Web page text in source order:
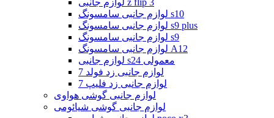
لوازم جانبی سامسونگ s10
لوازم جانبی سامسونگ s9 plus
لوازم جانبی سامسونگ s9
لوازم جانبی سامسونگ A12
لوازم جانبی s24 معمولی
لوازم جانبی زد فولد 7
لوازم جانبی زد فلیپ 7
لوازم جانبی گوشی هواوی
لوازم جانبی گوشی شیائومی